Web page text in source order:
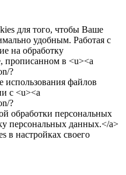
для того, чтобы Ваше
удобным. Работая с
на обработку
прописанном в <u><a
?
файлов
с <u><a
?
обработки персональных
персональных данных.</a>
в настройках своего